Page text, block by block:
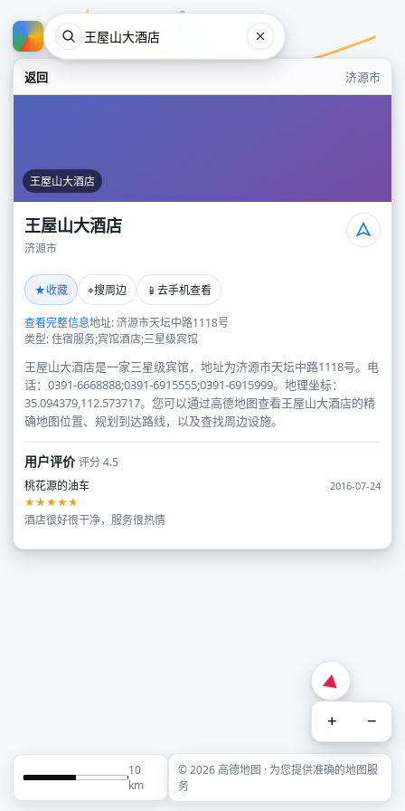
返回 济源市
王屋山大酒店
王屋山大酒店
济源市
★收藏 ⌖搜周边 📱 去手机查看
查看完整信息地址: 济源市天坛中路1118号
类型: 住宿服务;宾馆酒店;三星级宾馆
王屋山大酒店是一家三星级宾馆，地址为济源市天坛中路1118号。电
话：0391-6668888;0391-6915555;0391-6915999。地理坐标：
35.094379,112.573717。您可以通过高德地图查看王屋山大酒店的精
确地图位置、规划到达路线，以及查找周边设施。
用户评价评分 4.5
桃花源的油车
2016-07-24
★★★★★
酒店很好很干净，服务很热情
+ −
10
km
© 2026 高德地图 · 为您提供准确的地图服
务